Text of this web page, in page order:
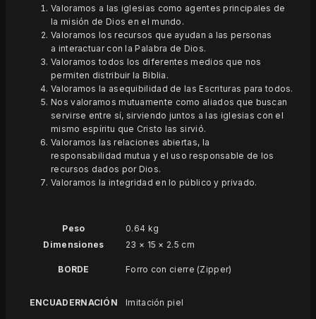
Valoramos a las iglesias como agentes principales de
la misión de Dios en el mundo.
Valoramos los recursos que ayudan a las personas
a interactuar con la Palabra de Dios.
Valoramos todos los diferentes medios que nos
permiten distribuir la Biblia.
Valoramos la asequibilidad de las Escrituras para todos.
Nos valoramos mutuamente como aliados que buscan
servirse entre sí, sirviendo juntos a las iglesias con el
mismo espíritu que Cristo las sirvió.
Valoramos las relaciones abiertas, la
responsabilidad mutua y el uso responsable de los
recursos dados por Dios.
Valoramos la integridad en lo público y privado.
Peso
0.64 kg
Dimensiones
23 × 15 × 2.5 cm
BORDE Forro con cierre (Zipper)
ENCUADERNACIÓN Imitación piel